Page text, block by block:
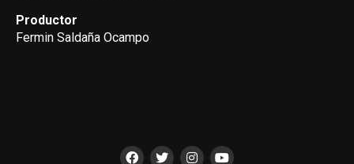
Productor
Fermin Saldaña Ocampo